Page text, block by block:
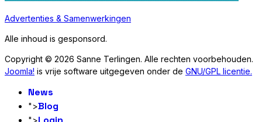
Advertenties & Samenwerkingen
Alle inhoud is gesponsord.
Copyright © 2026 Sanne Terlingen. Alle rechten voorbehouden.
Joomla! is vrije software uitgegeven onder de GNU/GPL licentie.
News
">Blog
">